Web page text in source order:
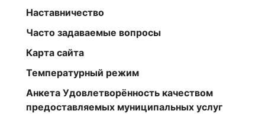
Наставничество
Часто задаваемые вопросы
Карта сайта
Температурный режим
Анкета Удовлетворённость качеством
предоставляемых муниципальных услуг